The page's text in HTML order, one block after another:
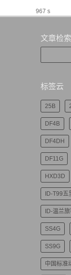
967 s
文章检索
标签云
25B
DF4B
DF4DH
DF11G
HXD3D
ID-T99五
ID-温兰
SS4G
SS9G
中国标准